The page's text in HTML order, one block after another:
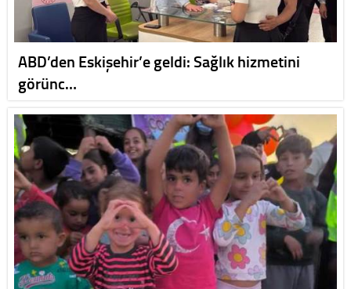
ABD’den Eskişehir’e geldi: Sağlık hizmetini
görünc…